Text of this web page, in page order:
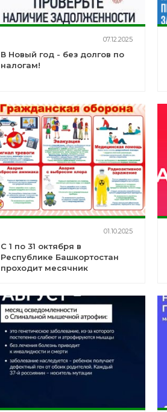
07.12.2025
В Новый год - без долгов по
налогам!
01.10.2025
С 1 по 31 октября в
Республике Башкортостан
проходит месячник